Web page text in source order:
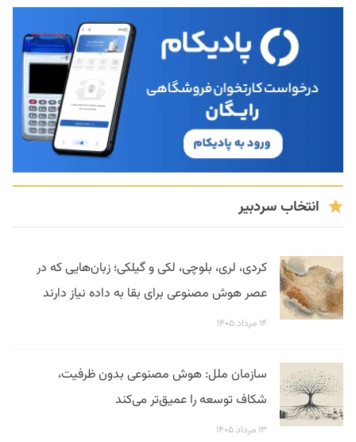
انتخاب سردبیر
کردی، لری، بلوچی، لکی و گیلکی؛ زبان‌هایی که در
عصر هوش مصنوعی برای بقا به داده نیاز دارند
۱۴ مرداد ۱۴۰۵
سازمان ملل: هوش مصنوعی بدون ظرفیت،
شکاف توسعه را عمیق‌تر می‌کند
۱۳ مرداد ۱۴۰۵